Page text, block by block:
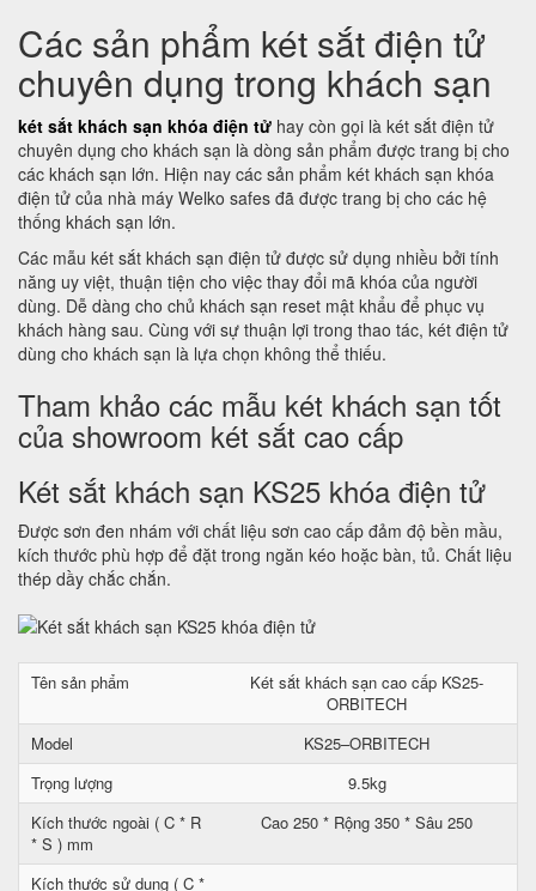
Các sản phẩm két sắt điện tử
chuyên dụng trong khách sạn
két sắt khách sạn khóa điện tử hay còn gọi là két sắt điện tử
chuyên dụng cho khách sạn là dòng sản phẩm được trang bị cho
các khách sạn lớn. Hiện nay các sản phẩm két khách sạn khóa
điện tử của nhà máy Welko safes đã được trang bị cho các hệ
thống khách sạn lớn.
Các mẫu két sắt khách sạn điện tử được sử dụng nhiều bởi tính
năng uy việt, thuận tiện cho việc thay đổi mã khóa của người
dùng. Dễ dàng cho chủ khách sạn reset mật khẩu để phục vụ
khách hàng sau. Cùng với sự thuận lợi trong thao tác, két điện tử
dùng cho khách sạn là lựa chọn không thể thiếu.
Tham khảo các mẫu két khách sạn tốt
của showroom két sắt cao cấp
Két sắt khách sạn KS25 khóa điện tử
Được sơn đen nhám với chất liệu sơn cao cấp đảm độ bền mầu,
kích thước phù hợp để đặt trong ngăn kéo hoặc bàn, tủ. Chất liệu
thép dầy chắc chắn.
Tên sản phẩm
Két sắt khách sạn cao cấp KS25-
ORBITECH
Model
KS25–ORBITECH
Trọng lượng
9.5kg
Kích thước ngoài ( C * R
* S ) mm
Cao 250 * Rộng 350 * Sâu 250
Kích thước sử dụng ( C *